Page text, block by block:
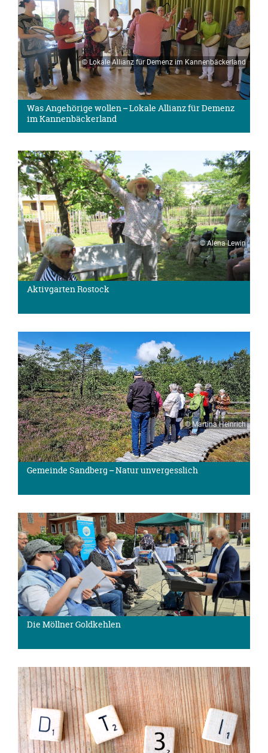
© Lokale Allianz für Demenz im Kannenbäckerland
Was Angehörige wollen – Lokale Allianz für Demenz
im Kannenbäckerland
© Alena Lewin
Aktivgarten Rostock
© Martina Heinrich
Gemeinde Sandberg – Natur unvergesslich
Die Möllner Goldkehlen